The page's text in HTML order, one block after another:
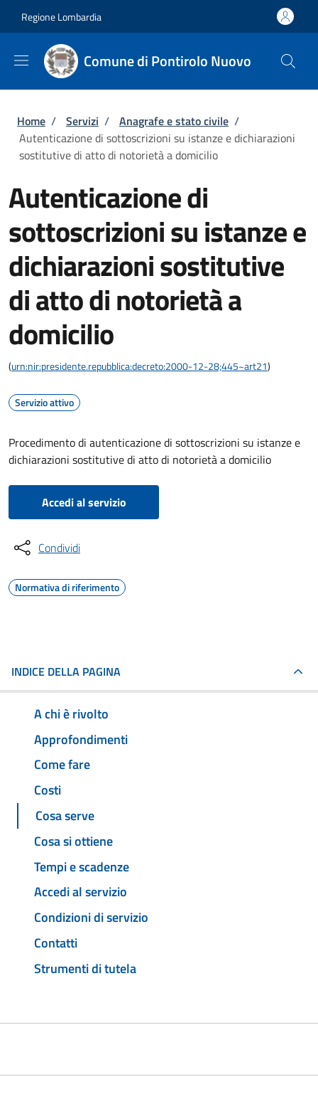
Regione Lombardia
Comune di Pontirolo Nuovo
Briciole di pane
Home / Servizi / Anagrafe e stato civile /
Autenticazione di sottoscrizioni su istanze e dichiarazioni
sostitutive di atto di notorietà a domicilio
Autenticazione di
sottoscrizioni su istanze e
dichiarazioni sostitutive
di atto di notorietà a
domicilio
(urn:nir:presidente.repubblica:decreto:2000-12-28;445~art21)
Servizio attivo
Procedimento di autenticazione di sottoscrizioni su istanze e
dichiarazioni sostitutive di atto di notorietà a domicilio
Accedi al servizio
Condividi
Normativa di riferimento
INDICE DELLA PAGINA
A chi è rivolto
Approfondimenti
Come fare
Costi
Cosa serve
Cosa si ottiene
Tempi e scadenze
Accedi al servizio
Condizioni di servizio
Contatti
Strumenti di tutela